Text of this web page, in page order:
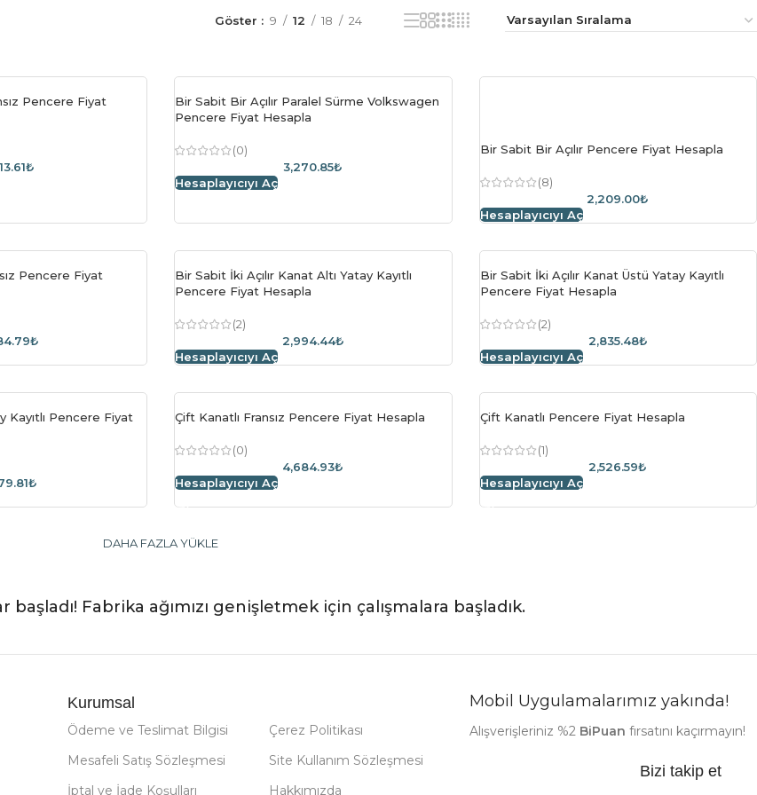
Göster 9 12 18 24
Pencere Fiyat
Bir Sabit Bir Açılır Paralel Sürme Volkswagen
Pencere Fiyat Hesapla
(0)
3,270.85₺
Hesaplayıcıyı Aç
Bir Sabit Bir Açılır Pencere Fiyat Hesapla
(8)
2,209.00₺
Hesaplayıcıyı Aç
Pencere Fiyat
Bir Sabit İki Açılır Kanat Altı Yatay Kayıtlı
Pencere Fiyat Hesapla
(2)
2,994.44₺
Hesaplayıcıyı Aç
Bir Sabit İki Açılır Kanat Üstü Yatay Kayıtlı
Pencere Fiyat Hesapla
(2)
2,835.48₺
Hesaplayıcıyı Aç
Kayıtlı Pencere Fiyat
Çift Kanatlı Fransız Pencere Fiyat Hesapla
(0)
4,684.93₺
Hesaplayıcıyı Aç
Çift Kanatlı Pencere Fiyat Hesapla
(1)
2,526.59₺
Hesaplayıcıyı Aç
DAHA FAZLA YÜKLE
başladı! Fabrika ağımızı genişletmek için çalışmalara başladık.
Kurumsal
Ödeme ve Teslimat Bilgisi
Mesafeli Satış Sözleşmesi
İptal ve İade Koşulları
Çerez Politikası
Site Kullanım Sözleşmesi
Hakkımızda
Mobil Uygulamalarımız yakında!
Alışverişleriniz %2 BiPuan fırsatını kaçırmayın!
Bizi takip et